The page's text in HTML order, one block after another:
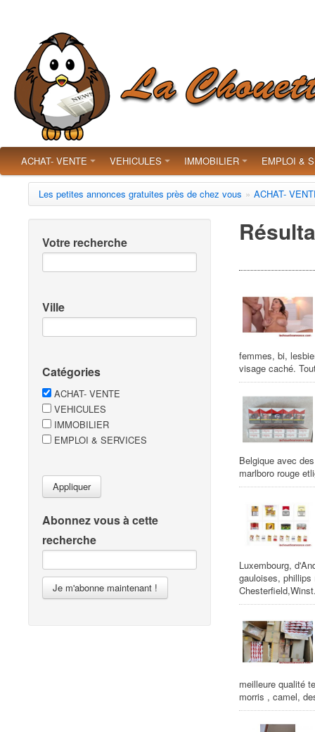
ACHAT- VENTE VEHICULES IMMOBILIER EMPLOI &
Les petites annonces gratuites près de chez vous » ACHAT-
Votre recherche
Ville
Catégories
ACHAT- VENTE
VEHICULES
IMMOBILIER
EMPLOI & SERVICES
Appliquer
Abonnez vous à cette
recherche
Je m'abonne maintenant !
femmes, bi,
visage caché.
Belgique avec
marlboro rouge
Luxembourg,
gauloises,
meilleure qualité
morris , camel,